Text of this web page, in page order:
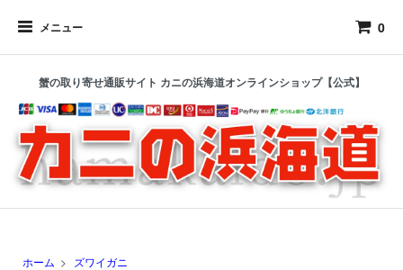
メニュー 0
蟹の取り寄せ通販サイト カニの浜海道オンラインショップ【公式】
ホーム > ズワイガニ